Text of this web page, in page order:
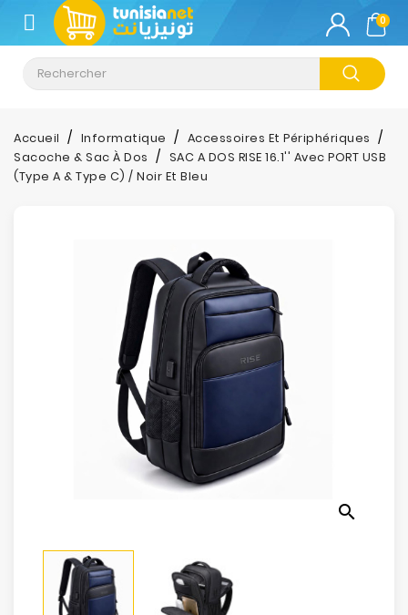
CATÉGORIE
Climatisation
Informatique
Téléphonie
Electroménager
Sécurité
Mobilités
0
Accueil Informatique
Accessoires Et Périphériques
Sacoche & Sac À Dos
SAC A DOS RISE 16.1'' Avec PORT USB
(Type A & Type C) / Noir Et Bleu
search